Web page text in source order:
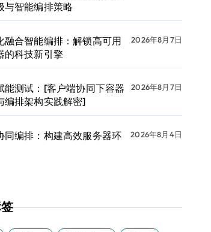
与智能编排策略
融合智能编排：解锁高可用
的科技新引擎
2026年8月7日
能测试：[客户端协同下容器
编排架构实践解密]
2026年8月7日
同编排：构建高效服务器环
2026年8月4日